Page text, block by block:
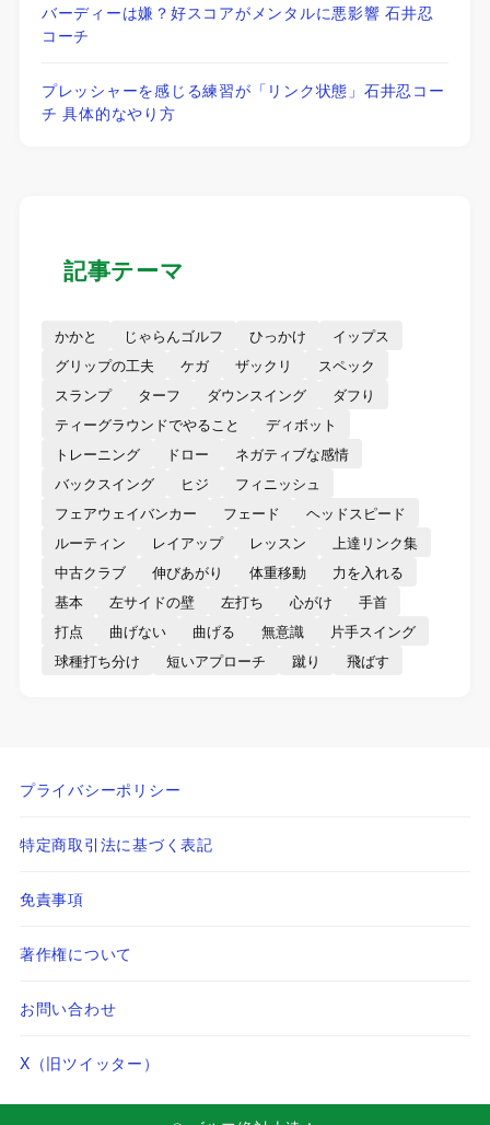
バーディーは嫌？好スコアがメンタルに悪影響 石井忍
コーチ
プレッシャーを感じる練習が「リンク状態」石井忍コー
チ 具体的なやり方
記事テーマ
かかと じゃらんゴルフ ひっかけ
イップス
グリップの工夫
ケガ ザックリ
スペック
スランプ
ターフ ダウンスイング
ダフり
ティーグラウンドでやること
ディボット
トレーニング
ドロー
ネガティブな感情
バックスイング
ヒジ
フィニッシュ
フェアウェイバンカー
フェード
ヘッドスピード
ルーティン
レイアップ レッスン
上達リンク集
中古クラブ
伸びあがり 体重移動
力を入れる
基本
左サイドの壁 左打ち 心がけ
手首
打点
曲げない 曲げる 無意識
片手スイング
球種打ち分け
短いアプローチ 蹴り 飛ばす
プライバシーポリシー
特定商取引法に基づく表記
免責事項
著作権について
お問い合わせ
X（旧ツイッター）